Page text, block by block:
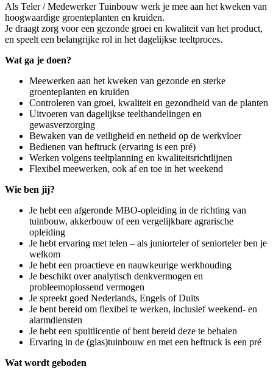
Als Teler / Medewerker Tuinbouw werk je mee aan het kweken van
hoogwaardige groenteplanten en kruiden.
Je draagt zorg voor een gezonde groei en kwaliteit van het product,
en speelt een belangrijke rol in het dagelijkse teeltproces.
Wat ga je doen?
Meewerken aan het kweken van gezonde en sterke
groenteplanten en kruiden
Controleren van groei, kwaliteit en gezondheid van de planten
Uitvoeren van dagelijkse teelthandelingen en
gewasverzorging
Bewaken van de veiligheid en netheid op de werkvloer
Bedienen van heftruck (ervaring is een pré)
Werken volgens teeltplanning en kwaliteitsrichtlijnen
Flexibel meewerken, ook af en toe in het weekend
Wie ben jij?
Je hebt een afgeronde MBO-opleiding in de richting van
tuinbouw, akkerbouw of een vergelijkbare agrarische
opleiding
Je hebt ervaring met telen – als juniorteler of seniorteler ben je
welkom
Je hebt een proactieve en nauwkeurige werkhouding
Je beschikt over analytisch denkvermogen en
probleemoplossend vermogen
Je spreekt goed Nederlands, Engels of Duits
Je bent bereid om flexibel te werken, inclusief weekend- en
alarmdiensten
Je hebt een spuitlicentie of bent bereid deze te behalen
Ervaring in de (glas)tuinbouw en met een heftruck is een pré
Wat wordt geboden